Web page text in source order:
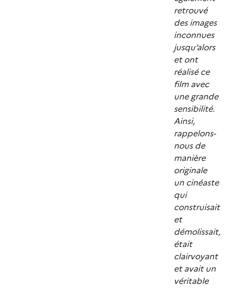
retrouvé
des images
inconnues
jusqu’alors
et ont
réalisé ce
film avec
une grande
sensibilité.
Ainsi,
rappelons-
nous de
manière
originale
un cinéaste
qui
construisait
et
démolissait,
était
clairvoyant
et avait un
véritable